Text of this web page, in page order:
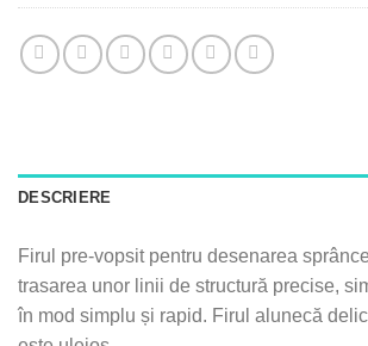
DESCRIERE
Firul pre-vopsit pentru desenarea
trasarea unor linii de structură precise,
în mod simplu și rapid. Firul alunecă